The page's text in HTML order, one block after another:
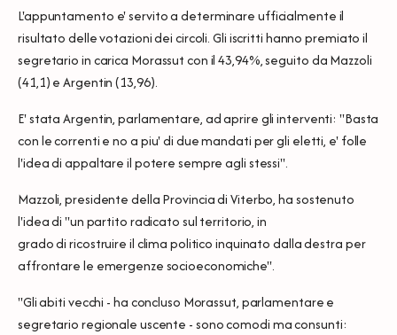
L'appuntamento e' servito a determinare ufficialmente il
risultato delle votazioni dei circoli. Gli iscritti hanno premiato il
segretario in carica Morassut con il 43,94%, seguito da Mazzoli
(41,1) e Argentin (13,96).
E' stata Argentin, parlamentare, ad aprire gli interventi: ''Basta
con le correnti e no a piu' di due mandati per gli eletti, e' folle
l'idea di appaltare il potere sempre agli stessi''.
Mazzoli, presidente della Provincia di Viterbo, ha sostenuto
l'idea di ''un partito radicato sul territorio, in
grado di ricostruire il clima politico inquinato dalla destra per
affrontare le emergenze socioeconomiche''.
''Gli abiti vecchi - ha concluso Morassut, parlamentare e
segretario regionale uscente - sono comodi ma consunti: